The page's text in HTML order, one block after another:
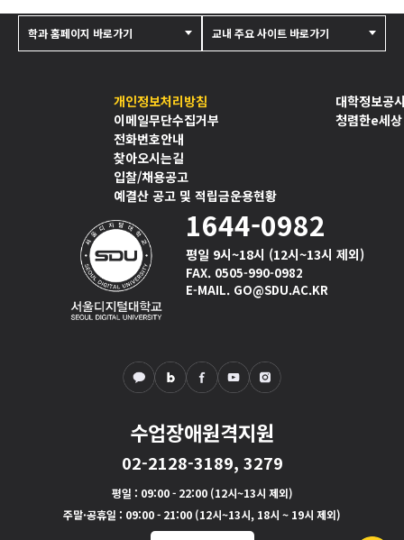
개인정보처리방침
이메일무단수집거부
전화번호안내
찾아오시는길
입찰/채용공고
예결산 공고 및 적립금운용현황
대학정보공
청렴한e세상
1644-0982
평일 9시~18시 (12시~13시 제외)
FAX. 0505-990-0982
E-MAIL. GO@SDU.AC.KR
수업장애원격지원
02-2128-3189, 3279
평일 : 09:00 - 22:00 (12시~13시 제외)
주말·공휴일 : 09:00 - 21:00 (12시~13시, 18시 ~ 19시 제외)
학과 홈페이지 바로가기 교내 주요 사이트 바로가기